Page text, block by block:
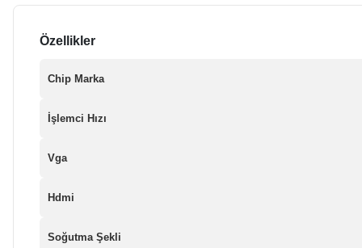
Özellikler
Chip Marka
İşlemci Hızı
Vga
Hdmi
Soğutma Şekli